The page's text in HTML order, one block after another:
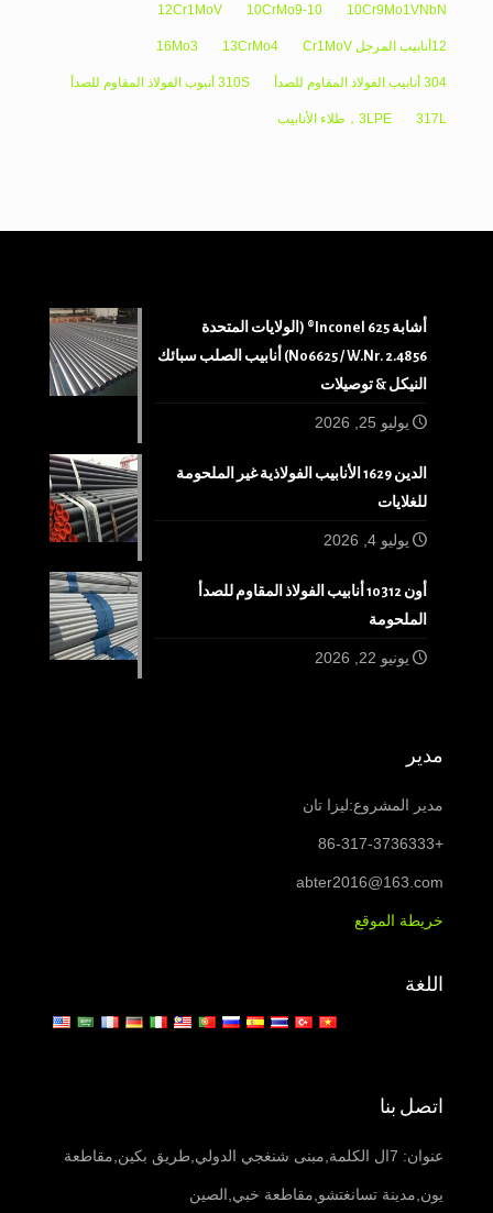
10Cr9Mo1VNbN
10CrMo9-10
12Cr1MoV
12أنابيب المرجل Cr1MoV 13CrMo4
16Mo3
304 أنابيب الفولاذ المقاوم للصدأ 310S أنبوب الفولاذ المقاوم للصدأ
317L 3LPE，طلاء الأنابيب
أشابة 625 Inconel® (الولايات المتحدة
N06625 / W.Nr. 2.4856) أنابيب الصلب سبائك
النيكل & توصيلات
يوليو 25, 2026
الدين 1629 الأنابيب الفولاذية غير الملحومة
للغلايات
يوليو 4, 2026
أون 10312 أنابيب الفولاذ المقاوم للصدأ
الملحومة
يونيو 22, 2026
مدير
مدير المشروع:ليزا تان
+86-317-3736333
abter2016@163.com
خريطة الموقع
اللغة
اتصل بنا
عنوان: 7ال الكلمة,مبنى شنغجي الدولي,طريق بكين,مقاطعة
يون,مدينة تسانغتشو,مقاطعة خبي,الصين